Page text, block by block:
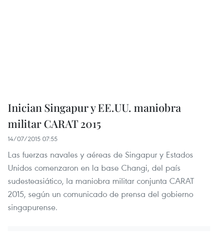
Inician Singapur y EE.UU. maniobra
militar CARAT 2015
14/07/2015 07:55
Las fuerzas navales y aéreas de Singapur y Estados
Unidos comenzaron en la base Changi, del país
sudesteasiático, la maniobra militar conjunta CARAT
2015, según un comunicado de prensa del gobierno
singapurense.